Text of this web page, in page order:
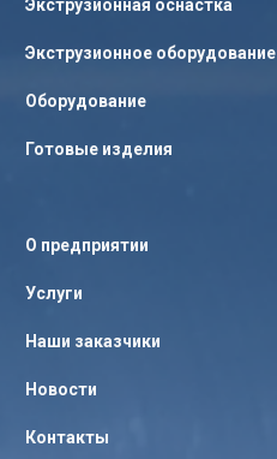
Экструзионная оснастка
Экструзионное оборудование
Оборудование
Готовые изделия
О предприятии
Услуги
Наши заказчики
Новости
Контакты